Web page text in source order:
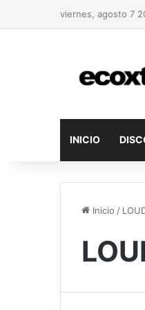
viernes, agosto 7
INICIO
Inicio /